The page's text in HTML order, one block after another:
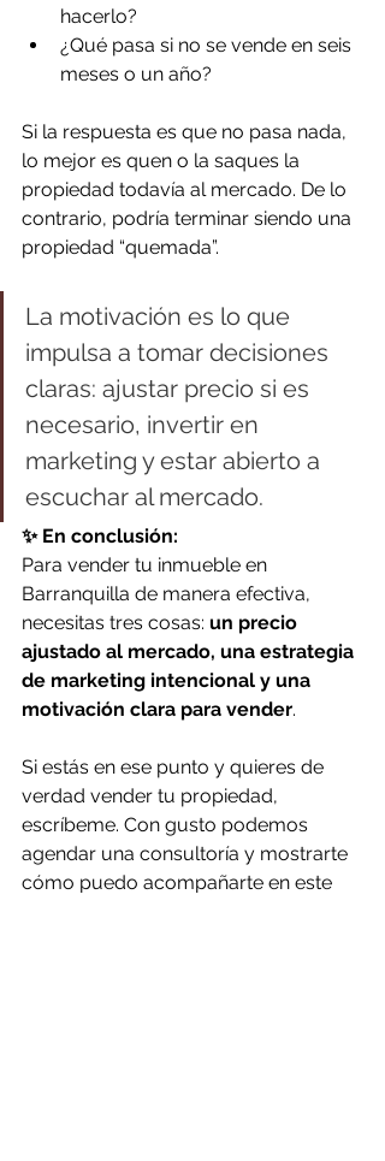
hacerlo?
¿Qué pasa si no se vende en seis
meses o un año?
Si la respuesta es que no pasa nada,
lo mejor es quen o la saques la
propiedad todavía al mercado. De lo
contrario, podría terminar siendo una
propiedad “quemada”.
La motivación es lo que
impulsa a tomar decisiones
claras: ajustar precio si es
necesario, invertir en
marketing y estar abierto a
escuchar al mercado.
✨ En conclusión:
Para vender tu inmueble en
Barranquilla de manera efectiva,
necesitas tres cosas: un precio
ajustado al mercado, una estrategia
de marketing intencional y una
motivación clara para vender.
Si estás en ese punto y quieres de
verdad vender tu propiedad,
escríbeme. Con gusto podemos
agendar una consultoría y mostrarte
cómo puedo acompañarte en este